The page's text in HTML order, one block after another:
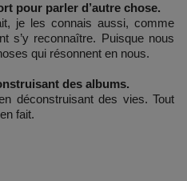
pour parler d’autre chose.
je les connais aussi, comme
s’y reconnaître. Puisque nous
qui résonnent en nous.
des albums.
déconstruisant des vies. Tout
fait.